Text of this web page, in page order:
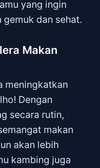
yang ingin
dan sehat.
Makan
meningkatkan
Dengan
secara rutin,
makan
akan lebih
kambing juga